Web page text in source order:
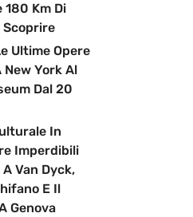
180 Km Di
Scoprire
Ultime Opere
New York Al
Dal 20
In
Imperdibili
Van Dyck,
E Il
Genova